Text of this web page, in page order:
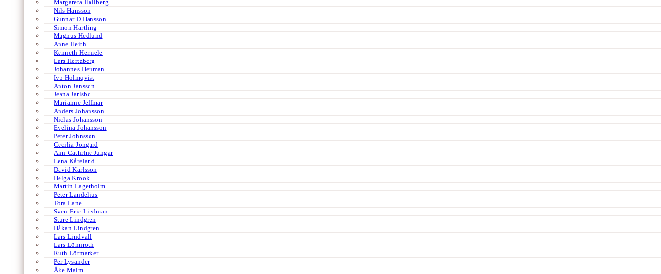
Margareta Hallberg
Nils Hansson
Gunnar D Hansson
Simon Hartling
Magnus Hedlund
Anne Heith
Kenneth Hermele
Lars Hertzberg
Johannes Heuman
Ivo Holmqvist
Anton Jansson
Jeana Jarlsbo
Marianne Jeffmar
Anders Johansson
Niclas Johansson
Evelina Johansson
Peter Johnsson
Cecilia Jöngard
Ann-Cathrine Jungar
Lena Kåreland
David Karlsson
Helga Krook
Martin Lagerholm
Peter Landelius
Tora Lane
Sven-Eric Liedman
Sture Lindgren
Håkan Lindgren
Lars Lindvall
Lars Lönnroth
Ruth Lötmarker
Per Lysander
Åke Malm